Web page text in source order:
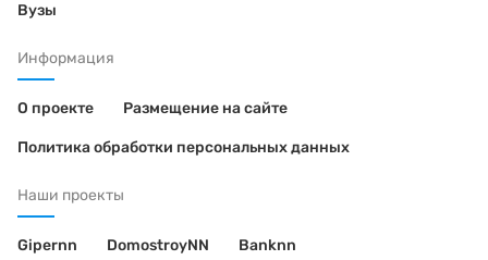
Вузы
Информация
О проекте Размещение на сайте
Политика обработки персональных данных
Наши проекты
Gipernn DomostroyNN Banknn